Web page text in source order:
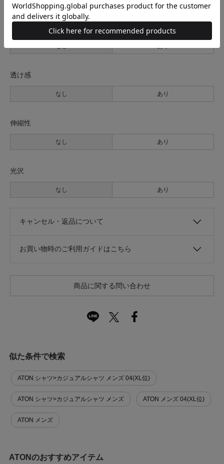
透け感
なし あり
伸縮性
なし あり
光沢
なし あり
キャンセル・返品について
お買い物時のご利用ガイドはこちら
商品に関する問い合わせ
似た条件で検索
ATON シャツ>カジュアルシャツ メンズ 04(XL位)
ATON シャツ>カジュアルシャツ メンズ ATON メンズ 04(XL位)
ATON メンズ
ATONのおすすめアイテム